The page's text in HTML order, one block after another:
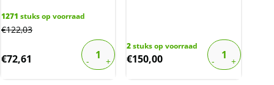
1271 stuks op voorraad
€122,03
€72,61
2stuks op voorraad
€150,00